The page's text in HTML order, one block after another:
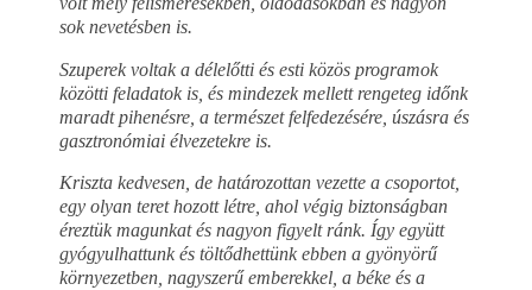
sok nevetésben is.
Szuperek voltak a délelőtti és esti közös programok
közötti feladatok is, és mindezek mellett rengeteg időnk
maradt pihenésre, a természet felfedezésére, úszásra és
gasztronómiai élvezetekre is.
Kriszta kedvesen, de határozottan vezette a csoportot,
egy olyan teret hozott létre, ahol végig biztonságban
éreztük magunkat és nagyon figyelt ránk. Így együtt
gyógyulhattunk és töltődhettünk ebben a gyönyörű
környezetben, nagyszerű emberekkel, a béke és a